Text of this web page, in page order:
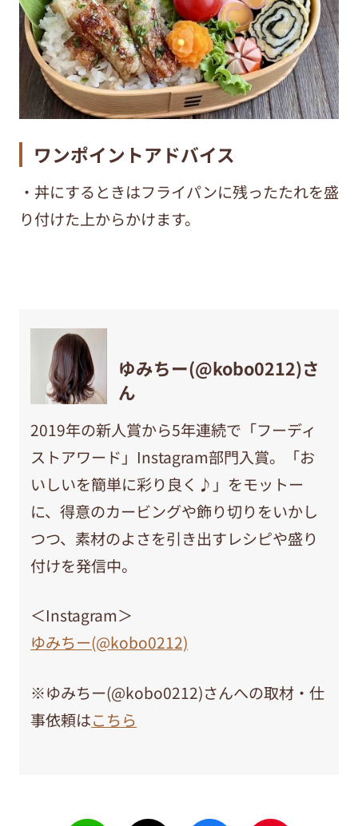
ワンポイントアドバイス
・丼にするときはフライパンに残ったたれを盛
り付けた上からかけます。
ゆみちー(@kobo0212)さ
ん
2019年の新人賞から5年連続で「フーディ
ストアワード」Instagram部門入賞。「お
いしいを簡単に彩り良く♪」をモットー
に、得意のカービングや飾り切りをいかし
つつ、素材のよさを引き出すレシピや盛り
付けを発信中。
＜Instagram＞
ゆみちー(@kobo0212)
※ゆみちー(@kobo0212)さんへの取材・仕
事依頼はこちら